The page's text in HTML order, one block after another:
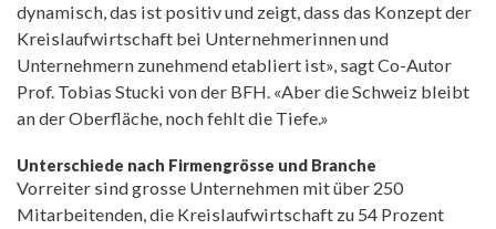
dynamisch, das ist positiv und zeigt, dass das Konzept der
Kreislaufwirtschaft bei Unternehmerinnen und
Unternehmern zunehmend etabliert ist», sagt Co-Autor
Prof. Tobias Stucki von der BFH. «Aber die Schweiz bleibt
an der Oberfläche, noch fehlt die Tiefe.»
Unterschiede nach Firmengrösse und Branche
Vorreiter sind grosse Unternehmen mit über 250
Mitarbeitenden, die Kreislaufwirtschaft zu 54 Prozent